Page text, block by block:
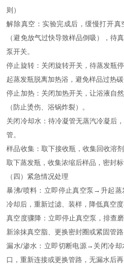
则）
解除真空：实验完成后，缓慢打开
（避免放气过快导致样品倒吸），待
泵开关。
停止旋转：关闭旋转开关，待蒸发瓶
起蒸发瓶脱离加热浴，避免样品过热
停止加热：关闭加热开关，让浴液自
（防止烫伤、浴锅炸裂）。
关闭冷却水：待冷凝管无蒸汽冷凝后
管。
样品收集：取下接收瓶，收集回收溶
取下蒸发瓶，收集浓缩后样品，密封
（四）紧急情况处理
暴沸/喷料：立即停止真空泵→升起
冷却后，重新过滤、装样，降低真空
真空度骤降：立即停止真空泵，排查
新涂抹真空脂、更换密封圈或紧固管
漏水/渗水：立即切断电源→关闭冷却
口，重新连接或更换管路，无漏水后